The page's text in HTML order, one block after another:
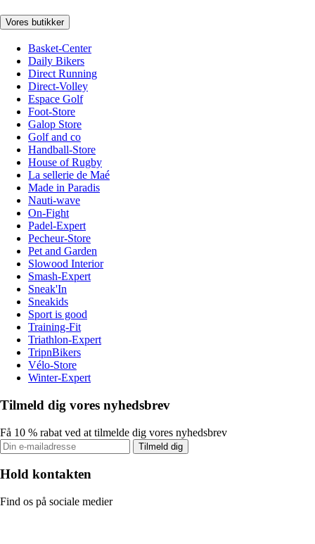
Vores butikker
Basket-Center
Daily Bikers
Direct Running
Direct-Volley
Espace Golf
Foot-Store
Galop Store
Golf and co
Handball-Store
House of Rugby
La sellerie de Maé
Made in Paradis
Nauti-wave
On-Fight
Padel-Expert
Pecheur-Store
Pet and Garden
Slowood Interior
Smash-Expert
Sneak'In
Sneakids
Sport is good
Training-Fit
Triathlon-Expert
TripnBikers
Vélo-Store
Winter-Expert
Tilmeld dig vores nyhedsbrev
Få 10 % rabat ved at tilmelde dig vores nyhedsbrev
Tilmeld dig
Hold kontakten
Find os på sociale medier